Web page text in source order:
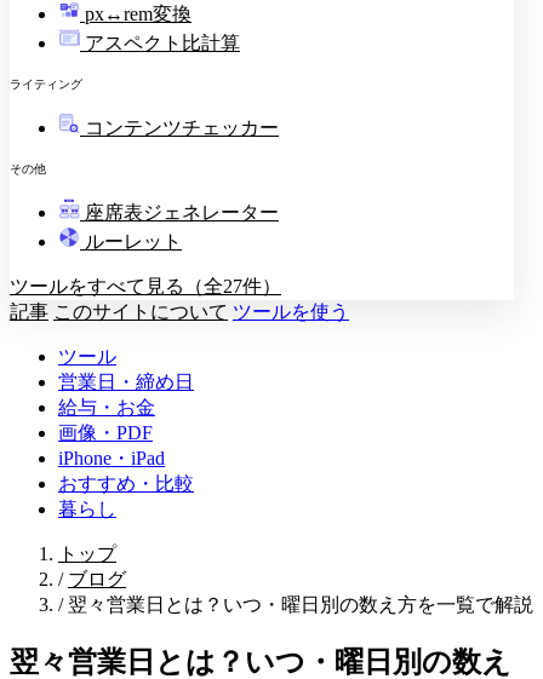
px↔rem変換
アスペクト比計算
ライティング
コンテンツチェッカー
その他
教壇
座席表ジェネレーター
ルーレット
ツールをすべて見る（全27件）
記事 このサイトについて ツールを使う
ツール
営業日・締め日
給与・お金
画像・PDF
iPhone・iPad
おすすめ・比較
暮らし
トップ
/ ブログ
/ 翌々営業日とは？いつ・曜日別の数え方を一覧で解説
翌々営業日とは？いつ・曜日別の数え